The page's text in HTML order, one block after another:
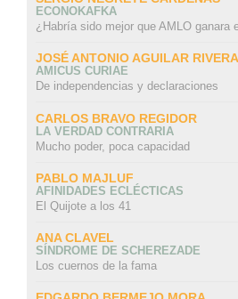
ECONOKAFKA
¿Habría sido mejor que AMLO ganara
JOSÉ ANTONIO AGUILAR RIVERA
AMICUS CURIAE
De independencias y declaraciones
CARLOS BRAVO REGIDOR
LA VERDAD CONTRARIA
Mucho poder, poca capacidad
PABLO MAJLUF
AFINIDADES ECLÉCTICAS
El Quijote a los 41
ANA CLAVEL
SÍNDROME DE SCHEREZADE
Los cuernos de la fama